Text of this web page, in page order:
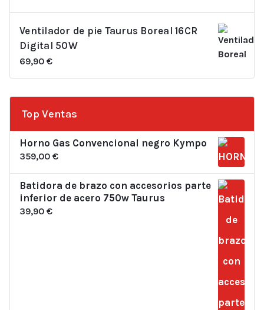
Ventilador de pie Taurus Boreal 16CR
Digital 50W
69,90 €
Top Ventas
Horno Gas Convencional negro Kympo
359,00 €
Batidora de brazo con accesorios parte
inferior de acero 750w Taurus
39,90 €